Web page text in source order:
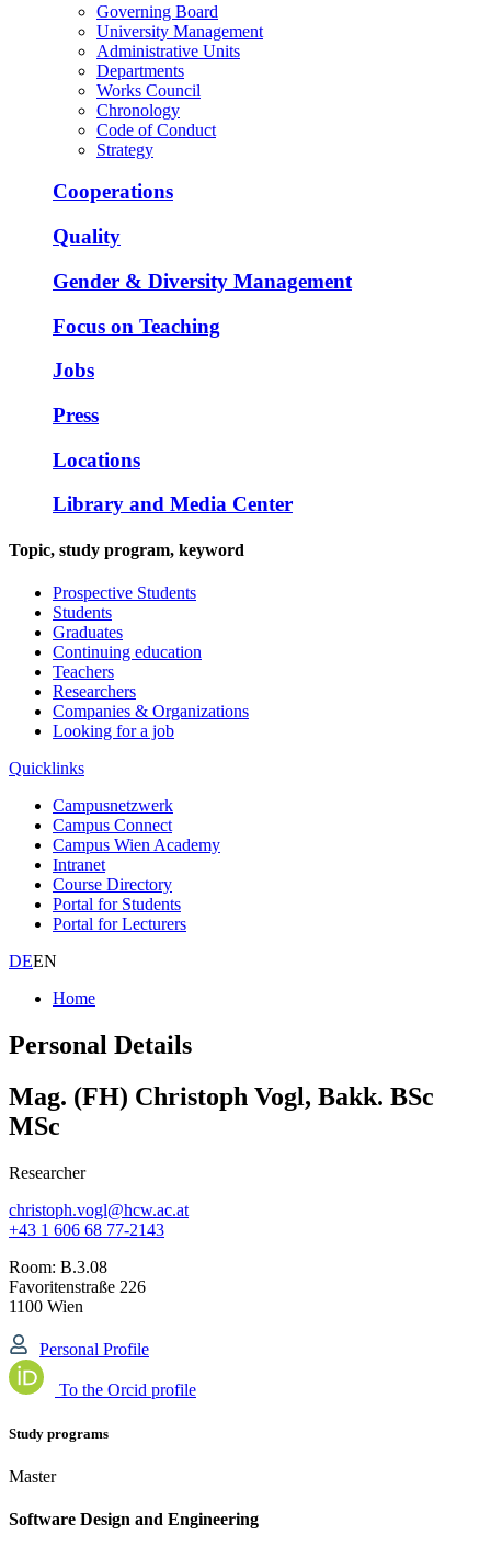
Governing Board
University Management
Administrative Units
Departments
Works Council
Chronology
Code of Conduct
Strategy
Cooperations
Quality
Gender & Diversity Management
Focus on Teaching
Jobs
Press
Locations
Library and Media Center
Topic, study program, keyword
Prospective Students
Students
Graduates
Continuing education
Teachers
Researchers
Companies & Organizations
Looking for a job
Quicklinks
Campusnetzwerk
Campus Connect
Campus Wien Academy
Intranet
Course Directory
Portal for Students
Portal for Lecturers
DEEN
Home
Personal Details
Mag. (FH) Christoph Vogl, Bakk. BSc
MSc
Researcher
christoph.vogl@hcw.ac.at
+43 1 606 68 77-2143
Room: B.3.08
Favoritenstraße 226
1100 Wien
Personal Profile
To the Orcid profile
Study programs
Master
Software Design and Engineering